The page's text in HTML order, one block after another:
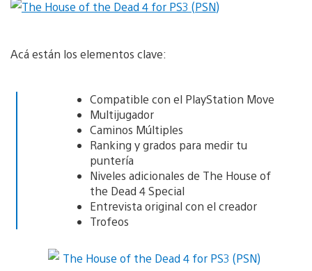
Acá están los elementos clave:
Compatible con el PlayStation Move
Multijugador
Caminos Múltiples
Ranking y grados para medir tu
puntería
Niveles adicionales de The House of
the Dead 4 Special
Entrevista original con el creador
Trofeos